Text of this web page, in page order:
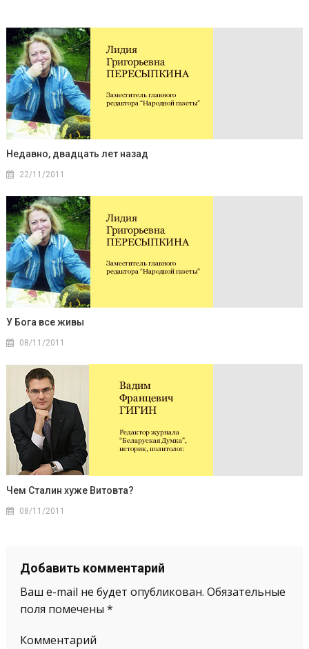
Недавно, двадцать лет назад
22/11/2011
У Бога все живы
08/11/2011
Чем Сталин хуже Витовта?
08/11/2011
Добавить комментарий
Ваш e-mail не будет опубликован. Обязательные
поля помечены *
Комментарий